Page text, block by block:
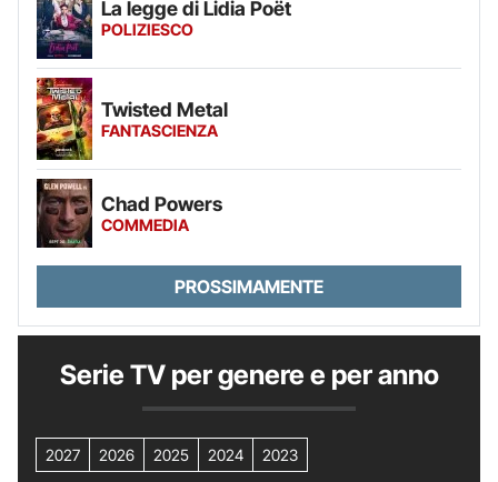
La legge di Lidia Poët
POLIZIESCO
Twisted Metal
FANTASCIENZA
Chad Powers
COMMEDIA
PROSSIMAMENTE
Serie TV per genere e per anno
2027 2026 2025 2024 2023